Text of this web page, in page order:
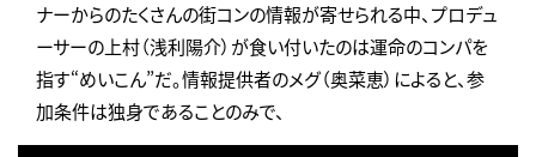
ナーからのたくさんの街コンの情報が寄せられる中、プロデュ
ーサーの上村（浅利陽介）が食い付いたのは運命のコンパを
指す“めいこん”だ。情報提供者のメグ（奥菜恵）によると、参
加条件は独身であることのみで、